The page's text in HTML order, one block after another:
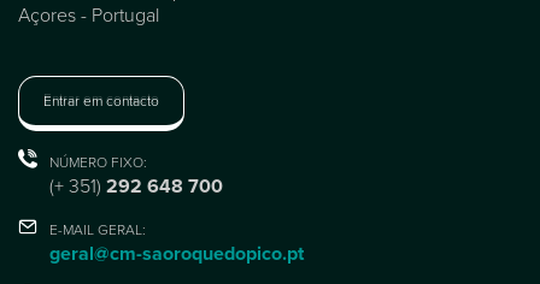
Câmara Municipal de
São Roque do Pico
Alameda 10 de Novembro de 1542
9940-353 São Roque - Ilha do Pico
Açores - Portugal